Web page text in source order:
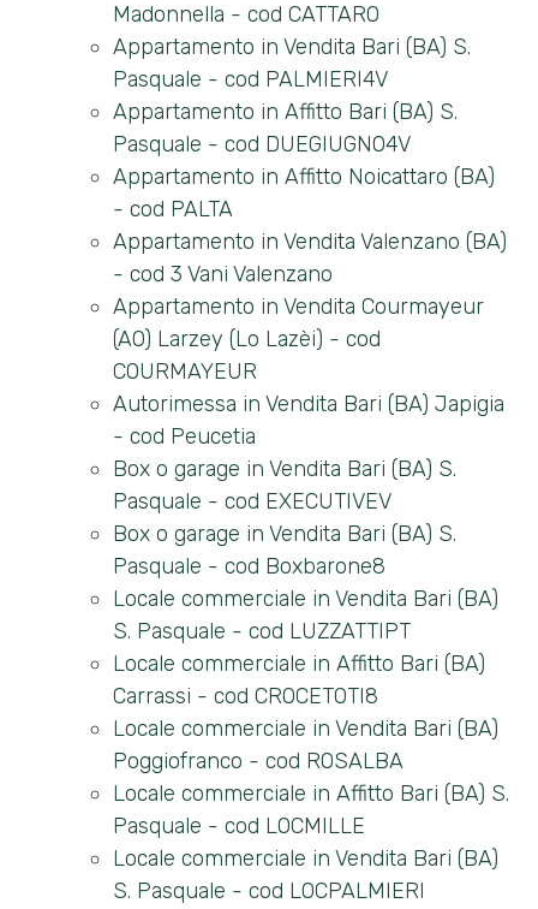
Madonnella - cod CATTARO
Appartamento in Vendita Bari (BA) S.
Pasquale - cod PALMIERI4V
Appartamento in Affitto Bari (BA) S.
Pasquale - cod DUEGIUGNO4V
Appartamento in Affitto Noicattaro (BA)
- cod PALTA
Appartamento in Vendita Valenzano (BA)
- cod 3 Vani Valenzano
Appartamento in Vendita Courmayeur
(AO) Larzey (Lo Lazèi) - cod
COURMAYEUR
Autorimessa in Vendita Bari (BA) Japigia
- cod Peucetia
Box o garage in Vendita Bari (BA) S.
Pasquale - cod EXECUTIVEV
Box o garage in Vendita Bari (BA) S.
Pasquale - cod Boxbarone8
Locale commerciale in Vendita Bari (BA)
S. Pasquale - cod LUZZATTIPT
Locale commerciale in Affitto Bari (BA)
Carrassi - cod CROCETOTI8
Locale commerciale in Vendita Bari (BA)
Poggiofranco - cod ROSALBA
Locale commerciale in Affitto Bari (BA) S.
Pasquale - cod LOCMILLE
Locale commerciale in Vendita Bari (BA)
S. Pasquale - cod LOCPALMIERI
multiscelta
Qualsiasi
Residenziali
Commerciali
Prezzo
Totale
Locali
Qualsiasi